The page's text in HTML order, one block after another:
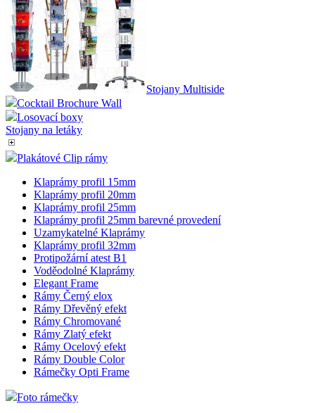
Stojany Multiside
Cocktail Brochure Wall
Losovací boxy
Stojany na letáky
Plakátové Clip rámy
Klaprámy profil 15mm
Klaprámy profil 20mm
Klaprámy profil 25mm
Klaprámy profil 25mm barevné provedení
Uzamykatelné Klaprámy
Klaprámy profil 32mm
Protipožární atest B1
Voděodolné Klaprámy
Elegant Frame
Rámy Černý elox
Rámy Dřevěný efekt
Rámy Chromované
Rámy Zlatý efekt
Rámy Ocelový efekt
Rámy Double Color
Rámečky Opti Frame
Foto rámečky